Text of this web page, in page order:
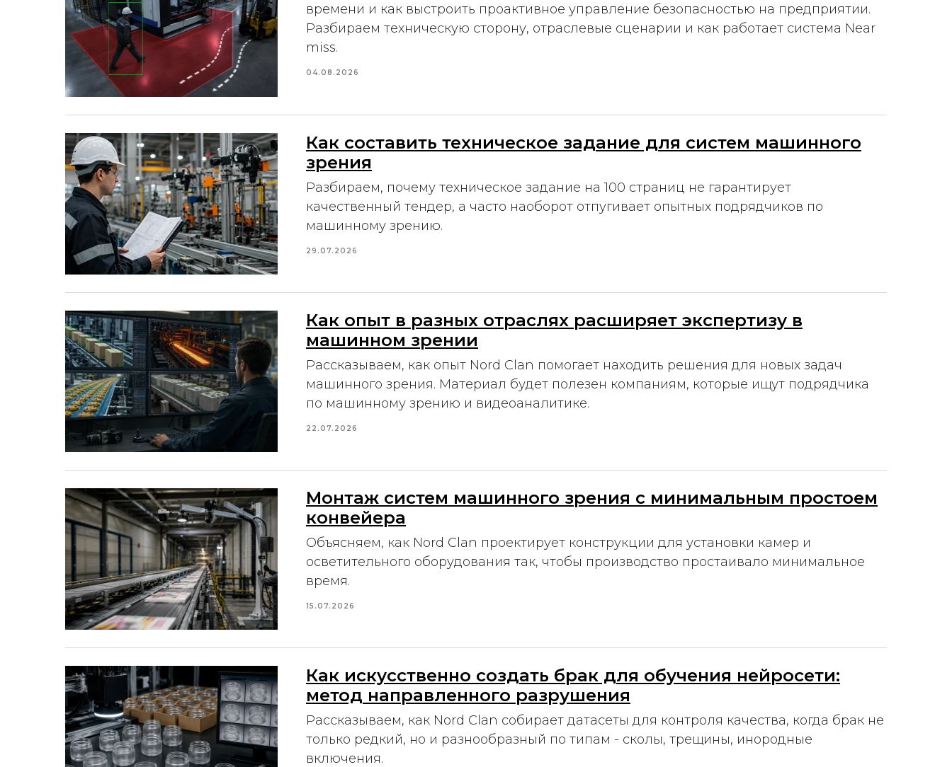
времени и как выстроить проактивное управление безопасностью на предприятии.
Разбираем техническую сторону, отраслевые сценарии и как работает система Near
miss.
04.08.2026
Как составить техническое задание для систем машинного
зрения
Разбираем, почему техническое задание на 100 страниц не гарантирует
качественный тендер, а часто наоборот отпугивает опытных подрядчиков по
машинному зрению.
29.07.2026
Как опыт в разных отраслях расширяет экспертизу в
машинном зрении
Рассказываем, как опыт Nord Clan помогает находить решения для новых задач
машинного зрения. Материал будет полезен компаниям, которые ищут подрядчика
по машинному зрению и видеоаналитике.
22.07.2026
Монтаж систем машинного зрения с минимальным простоем
конвейера
Объясняем, как Nord Clan проектирует конструкции для установки камер и
осветительного оборудования так, чтобы производство простаивало минимальное
время.
15.07.2026
Как искусственно создать брак для обучения нейросети:
метод направленного разрушения
Рассказываем, как Nord Clan собирает датасеты для контроля качества, когда брак не
только редкий, но и разнообразный по типам - сколы, трещины, инородные
включения.